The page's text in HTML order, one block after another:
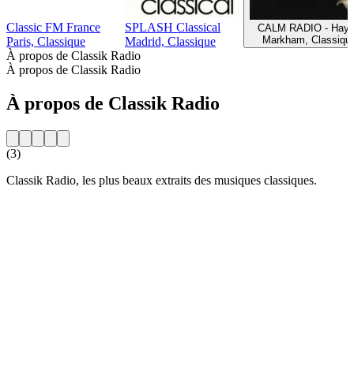
Classic FM France
Paris, Classique
SPLASH Classical
Madrid, Classique
CALM RADIO -
Markham,
À propos de Classik Radio
À propos de Classik Radio
À propos de Classik Radio
(3)
Classik Radio, les plus beaux extraits des musiques classiques.